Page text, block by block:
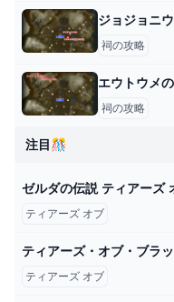
ジョジョニ
祠の攻略
エウトウメ
祠の攻略
注目🎊
ティアーズ オブ
ティアーズ・オブ・ブラ
ティアーズ オブ